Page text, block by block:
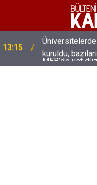
13:00
MEB’de üst
yeni isimler